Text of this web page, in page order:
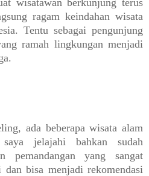
ragam keindahan wisata
Tentu sebagai pengunjung
ramah lingkungan menjadi
ada beberapa wisata alam
jelajahi bahkan sudah
pemandangan yang sangat
bisa menjadi rekomendasi